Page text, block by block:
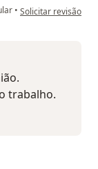
• na opinião do
Solicitar revisão
trabalho.